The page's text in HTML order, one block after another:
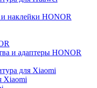
наклейки HONOR
и адаптеры HONOR
для Xiaomi
Xiaomi